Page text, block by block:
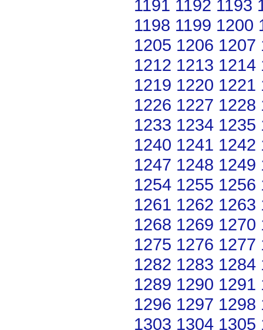
1191 1192 1193
1198 1199 1200
1205 1206 1207
1212 1213 1214
1219 1220 1221
1226 1227 1228
1233 1234 1235
1240 1241 1242
1247 1248 1249
1254 1255 1256
1261 1262 1263
1268 1269 1270
1275 1276 1277
1282 1283 1284
1289 1290 1291
1296 1297 1298
1303 1304 1305